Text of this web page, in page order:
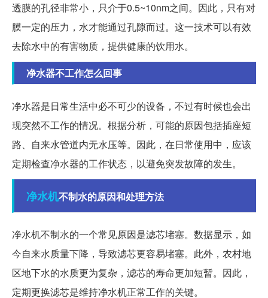
透膜的孔径非常小，只介于0.5~10nm之间。因此，只有对
膜一定的压力，水才能通过孔隙而过。这一技术可以有效
去除水中的有害物质，提供健康的饮用水。
净水器不工作怎么回事
净水器是日常生活中必不可少的设备，不过有时候也会出
现突然不工作的情况。根据分析，可能的原因包括插座短
路、自来水管道内无水压等。因此，在日常使用中，应该
定期检查净水器的工作状态，以避免突发故障的发生。
净水机不制水的原因和处理方法
净水机不制水的一个常见原因是滤芯堵塞。数据显示，如
今自来水质量下降，导致滤芯更容易堵塞。此外，农村地
区地下水的水质更为复杂，滤芯的寿命更加短暂。因此，
定期更换滤芯是维持净水机正常工作的关键。